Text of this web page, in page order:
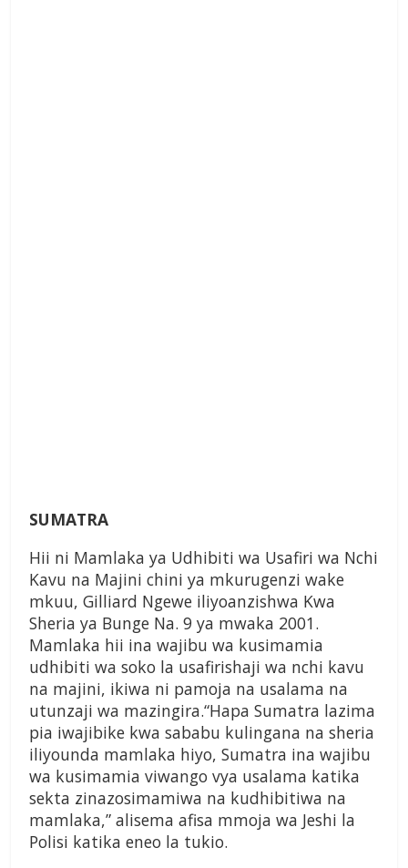
SUMATRA
Hii ni Mamlaka ya Udhibiti wa Usafiri wa Nchi
Kavu na Majini chini ya mkurugenzi wake
mkuu, Gilliard Ngewe iliyoanzishwa Kwa
Sheria ya Bunge Na. 9 ya mwaka 2001.
Mamlaka hii ina wajibu wa kusimamia
udhibiti wa soko la usafirishaji wa nchi kavu
na majini, ikiwa ni pamoja na usalama na
utunzaji wa mazingira.“Hapa Sumatra lazima
pia iwajibike kwa sababu kulingana na sheria
iliyounda mamlaka hiyo, Sumatra ina wajibu
wa kusimamia viwango vya usalama katika
sekta zinazosimamiwa na kudhibitiwa na
mamlaka,” alisema afisa mmoja wa Jeshi la
Polisi katika eneo la tukio.